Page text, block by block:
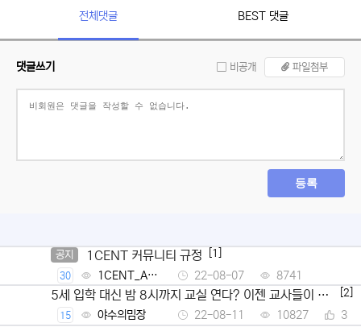
전체댓글 BEST 댓글
댓글쓰기 비공개 파일첨부
등록
공지 1CENT 커뮤니티 규정 [1]
30
1CENT_Ad
min
22-08-07 8741
5세 입학 대신 밤 8시까지 교실 연다? 이젠 교사들이 뿔
났다
[2]
15 야수의밈장 22-08-11 10827 3